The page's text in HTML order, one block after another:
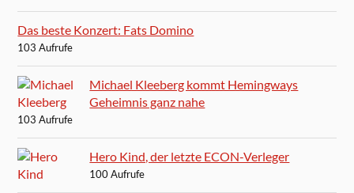
Das beste Konzert: Fats Domino
103 Aufrufe
Michael Kleeberg kommt Hemingways
Geheimnis ganz nahe
103 Aufrufe
Hero Kind, der letzte ECON-Verleger
100 Aufrufe